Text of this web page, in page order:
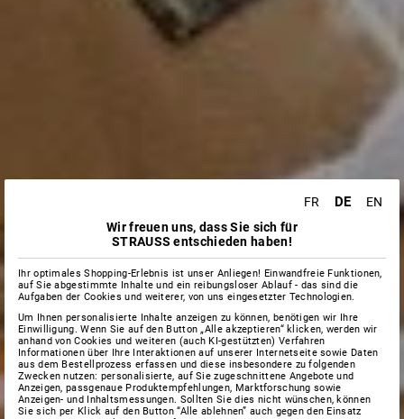
FR DE
EN
Wir freuen uns, dass Sie sich für
STRAUSS entschieden haben!
Ihr optimales Shopping-Erlebnis ist unser Anliegen! Einwandfreie Funktionen,
auf Sie abgestimmte Inhalte und ein reibungsloser Ablauf - das sind die
Aufgaben der Cookies und weiterer, von uns eingesetzter Technologien.
Um Ihnen personalisierte Inhalte anzeigen zu können, benötigen wir Ihre
Einwilligung. Wenn Sie auf den Button „Alle akzeptieren“ klicken, werden wir
anhand von Cookies und weiteren (auch KI-gestützten) Verfahren
Informationen über Ihre Interaktionen auf unserer Internetseite sowie Daten
aus dem Bestellprozess erfassen und diese insbesondere zu folgenden
Zwecken nutzen: personalisierte, auf Sie zugeschnittene Angebote und
Anzeigen, passgenaue Produktempfehlungen, Marktforschung sowie
Anzeigen- und Inhaltsmessungen. Sollten Sie dies nicht wünschen, können
Sie sich per Klick auf den Button “Alle ablehnen” auch gegen den Einsatz